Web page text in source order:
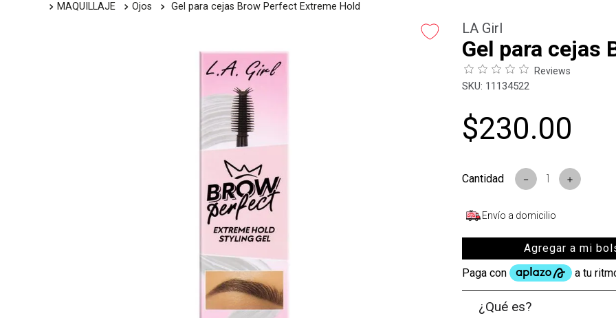
MAQUILLAJE Ojos Gel para cejas Brow Perfect Extreme Hold
LA Girl
Gel para cejas
Reviews
: 11134522
$230.00
＋
－
Envío a domicilio
Agregar a mi
¿Qué es?
2 . igora
ion
olaplex
manic panic
tocobo
8
tinte
10. naked hair